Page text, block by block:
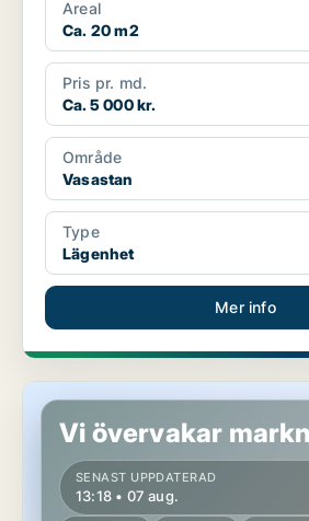
Areal
Ca. 20 m2
Pris pr. md.
Ca. 5 000 kr.
Område
Vasastan
Type
Lägenhet
Mer info
Lägenhet i Vasastan
Vi övervakar
SENAST UPPDATERAD
13:18 • 07 aug.